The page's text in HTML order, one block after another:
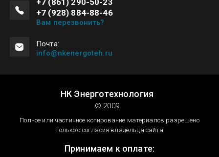
+7 (861) 290-50-23
+7 (928) 884-88-46
Вам перезвонить?
Почта:
info@nkenergoteh.ru
НК Энерготехнология
© 2009
Полное или частичное копирование материалов разрешено
только с согласия владельца сайта
Принимаем к оплате: